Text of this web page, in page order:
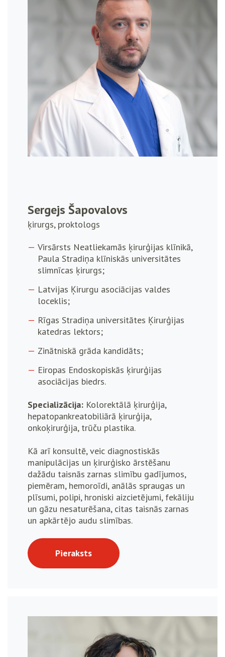
Sergejs Šapovalovs
ķirurgs, proktologs
Virsārsts Neatliekamās ķirurģijas klīnikā,
Paula Stradiņa klīniskās universitātes
slimnīcas ķirurgs;
Latvijas Ķirurgu asociācijas valdes
loceklis;
Rīgas Stradiņa universitātes Ķirurģijas
katedras lektors;
Zinātniskā grāda kandidāts;
Eiropas Endoskopiskās ķirurģijas
asociācijas biedrs.
Specializācija: Kolorektālā ķirurģija,
hepatopankreatobiliārā ķirurģija,
onkoķirurģija, trūču plastika.
Kā arī konsultē, veic diagnostiskās
manipulācijas un ķirurģisko ārstēšanu
dažādu taisnās zarnas slimību gadījumos,
piemēram, hemoroīdi, anālās spraugas un
plīsumi, polipi, hroniski aizcietējumi, fekāliju
un gāzu nesaturēšana, citas taisnās zarnas
un apkārtējo audu slimības.
Pieraksts